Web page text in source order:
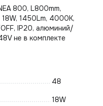
800, L800mm,
18W, 1450Lm, 4000К,
IP20, алюминий/
не в комплекте
48
18W